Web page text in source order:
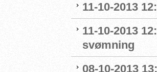
11-10-2013
11-10-2013
svømning
08-10-2013